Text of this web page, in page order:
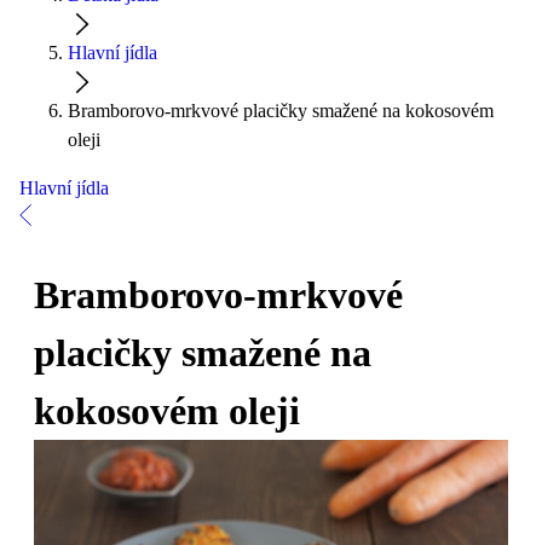
Hlavní jídla
Bramborovo-mrkvové placičky smažené na kokosovém
oleji
Hlavní jídla
Bramborovo-mrkvové
placičky smažené na
kokosovém oleji